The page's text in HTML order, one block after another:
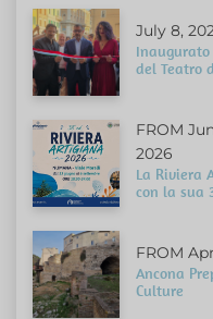
July 8,
del Teatro
FROM
2026
La Riviera
con la sua
FROM
Ancona
Culture